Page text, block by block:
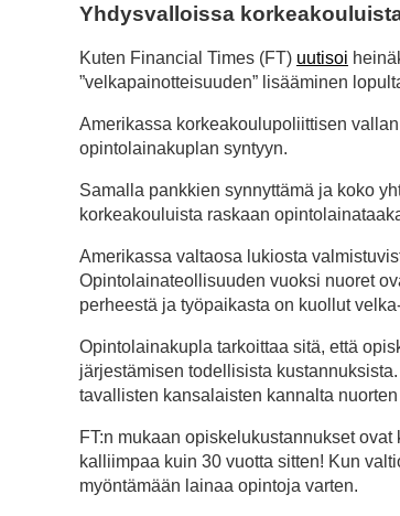
Yhdysvalloissa
Kuten Financial Times (FT) uutisoi
”velkapainotteisuuden” lisääminen
Amerikassa korkeakoulupoliittisen
opintolainakuplan syntyyn.
Samalla pankkien synnyttämä ja koko
korkeakouluista raskaan
Amerikassa valtaosa lukiosta
Opintolainateollisuuden vuoksi nuoret
perheestä ja työpaikasta on kuollut
Opintolainakupla tarkoittaa sitä, että
järjestämisen todellisista
tavallisten kansalaisten kannalta
FT:n mukaan opiskelukustannukset
kalliimpaa kuin 30 vuotta sitten! Kun
myöntämään lainaa opintoja varten.